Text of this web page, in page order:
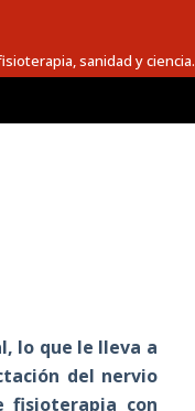
sanidad y ciencia.
lo que le lleva a
del nervio
fisioterapia con